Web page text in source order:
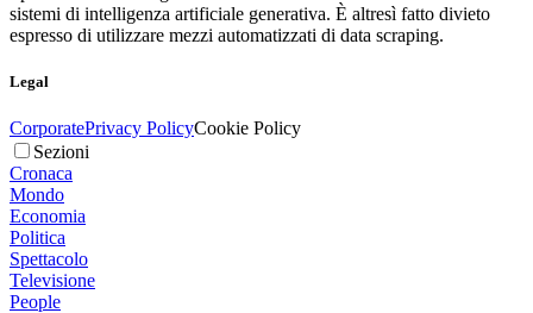
sistemi di intelligenza artificiale generativa. È altresì fatto divieto
espresso di utilizzare mezzi automatizzati di data scraping.
Legal
CorporatePrivacy PolicyCookie Policy
Sezioni
Cronaca
Mondo
Economia
Politica
Spettacolo
Televisione
People